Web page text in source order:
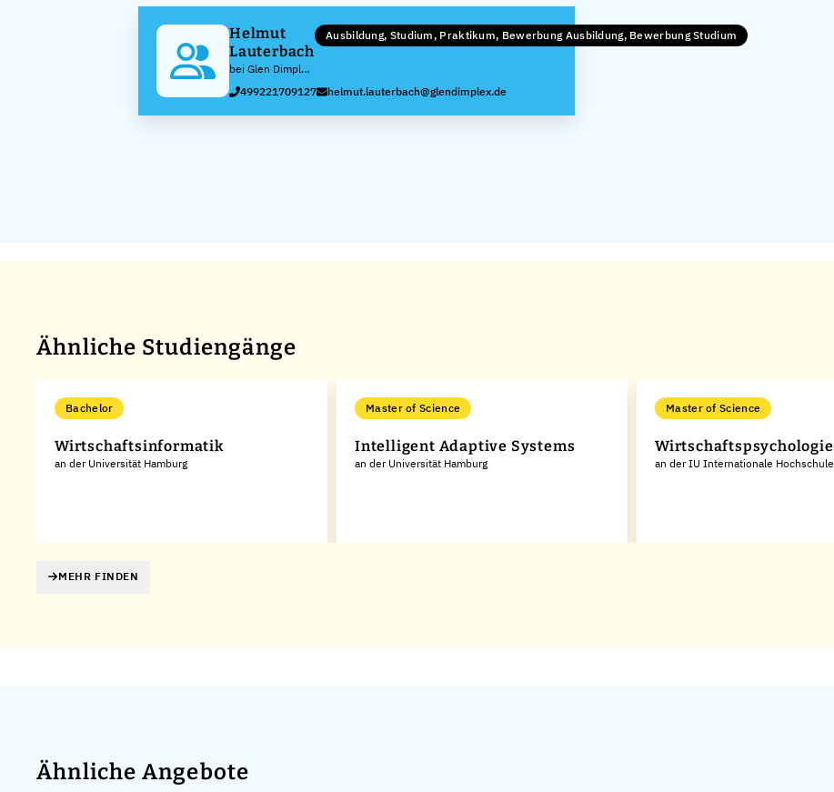
Helmut
Lauterbach
bei Glen Dimplex
Deutschland
GmbH
Ausbildung, Studium, Praktikum, Bewerbung Ausbildung, Bewerbung Studium
499221709127 helmut.lauterbach@glendimplex.de
Ähnliche Studiengänge
Bachelor
Wirtschaftsinformatik
an der Universität Hamburg
Master of Science
Intelligent Adaptive Systems
an der Universität Hamburg
Master of Science
Wirtschaftspsychologie
an der IU Internationale Hochschule
MEHR FINDEN
Ähnliche Angebote